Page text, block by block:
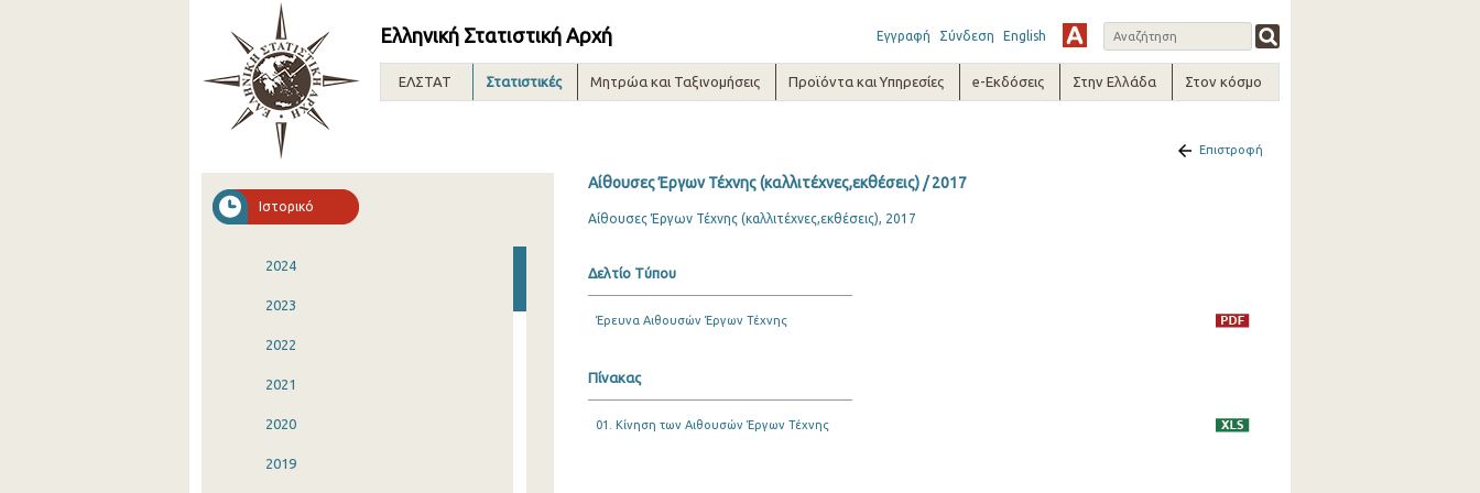
Ελληνική Στατιστική Αρχή Εγγραφή Σύνδεση English
ΕΛΣΤΑΤ Στατιστικές Μητρώα και Ταξινομήσεις Προϊόντα και Υπηρεσίες e-Εκδόσεις Στην Ελλάδα Στον κόσμο
Ιστορικό
2024
2023
2022
2021
2020
2019
Επιστροφή
Αίθουσες Έργων Τέχνης (καλλιτέχνες,εκθέσεις) / 2017
Αίθουσες Έργων Τέχνης (καλλιτέχνες,εκθέσεις), 2017
Δελτίο Τύπου
Έρευνα Αιθουσών Έργων Τέχνης
Πίνακας
01. Κίνηση των Αιθουσών Έργων Τέχνης